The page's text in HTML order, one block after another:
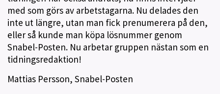
med som görs av arbetstagarna. Nu delades den
inte ut längre, utan man fick prenumerera på den,
eller så kunde man köpa lösnummer genom
Snabel-Posten. Nu arbetar gruppen nästan som en
tidningsredaktion!
Mattias Persson, Snabel-Posten